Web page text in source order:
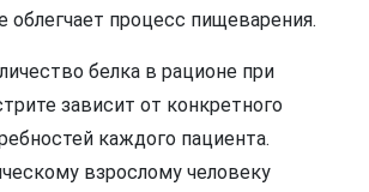
облегчает процесс пищеварения.
белка в рационе при
зависит от конкретного
каждого пациента.
взрослому человеку